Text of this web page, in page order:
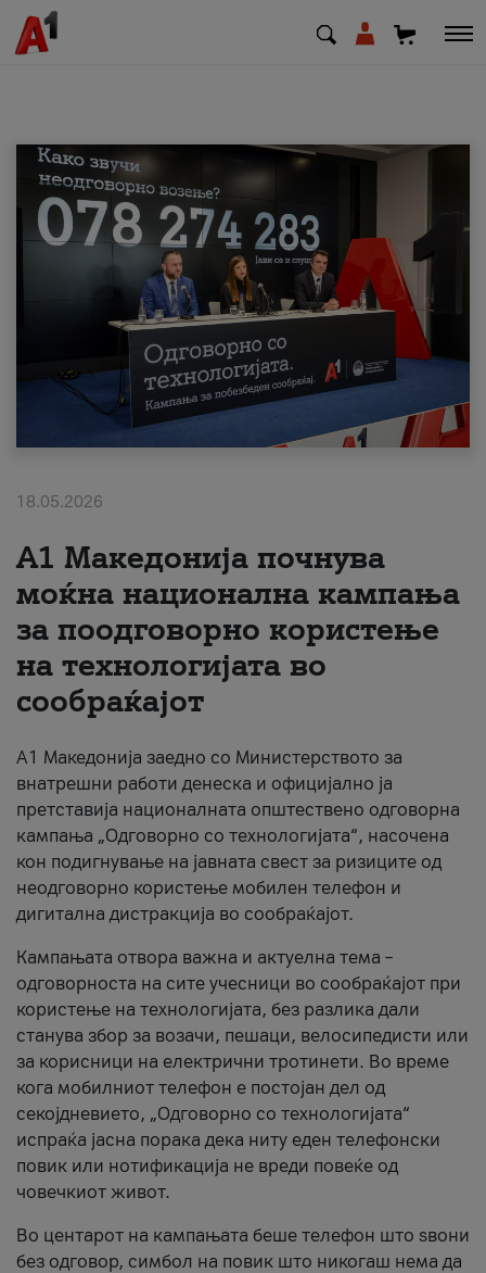
МК EN SQ
Деловни
Поддршка
Надополни кредит
#ПодобарОнлајн
18.05.2026
A1 Македонија почнува
моќна национална кампања
за поодговорно користење
на технологијата во
сообраќајот
A1 Македонија заедно со Министерството за
внатрешни работи денеска и официјално ја
претставија националната општествено одговорна
кампања „Одговорно со технологијата“, насочена
кон подигнување на јавната свест за ризиците од
неодговорно користење мобилен телефон и
дигитална дистракција во сообраќајот.
Кампањата отвора важна и актуелна тема –
одговорноста на сите учесници во сообраќајот при
користење на технологијата, без разлика дали
станува збор за возачи, пешаци, велосипедисти или
за корисници на електрични тротинети. Во време
кога мобилниот телефон е постојан дел од
секојдневието, „Одговорно со технологијата“
испраќа јасна порака дека ниту еден телефонски
повик или нотификација не вреди повеќе од
човечкиот живот.
Во центарот на кампањата беше телефон што ѕвони
без одговор, симбол на повик што никогаш нема да